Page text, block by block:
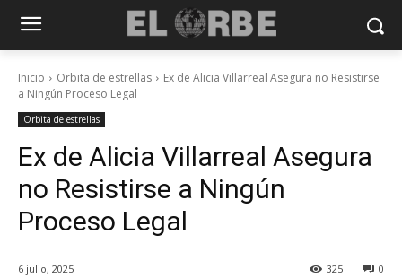
Inicio Orbita de estrellas
Ex de Alicia Villarreal Asegura no Resistirse
a Ningún Proceso Legal
Orbita de estrellas
Ex de Alicia Villarreal Asegura
no Resistirse a Ningún
Proceso Legal
6 julio, 2025 0
325